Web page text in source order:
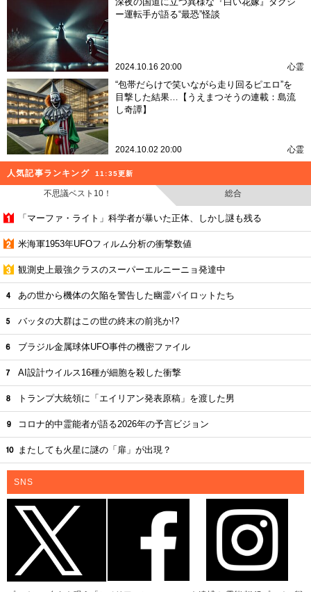
ー運転手が語る“最恐”怪談
2024.10.16 20:00 心霊
“包帯だらけで笑いながら走り回るピエロ”を
目撃した結果…【うえまつそうの連載：島流
し奇譚】
2024.10.02 20:00 心霊
人気記事ランキング 11:35更新
不思議ベスト10！ 総合
「マーファ・ライト」科学者が暴いた正体、しかし謎も残る
米海軍1953年UFOフィルム分析の衝撃数値
観測史上最強クラスのスーパーエルニーニョ発達中
あの世から機体の欠陥を警告した幽霊パイロットたち
バッタの大群はこの世の終末の前兆か!?
ブラジル金属球体UFO事件の機密ファイル
AI設計ウイルス16種が細胞を殺した衝撃
トランプ大統領に「エイリアン発表原稿」を渡した男
コロナ的中霊能者が語る2026年の予言ビジョン
またしても火星に謎の「扉」が出現？
SNS